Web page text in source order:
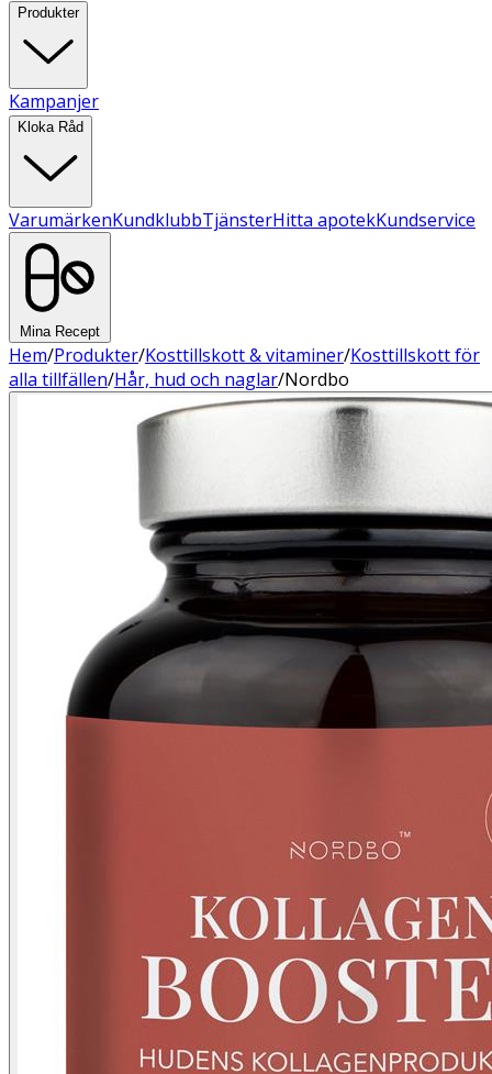
Produkter
Kampanjer
Kloka Råd
VarumärkenKundklubbTjänsterHitta apotekKundservice
Mina Recept
Hem/Produkter/Kosttillskott & vitaminer/Kosttillskott för
alla tillfällen/Hår, hud och naglar/Nordbo